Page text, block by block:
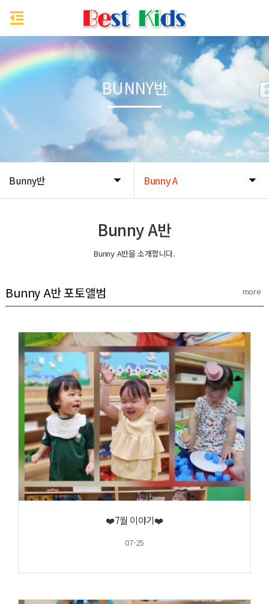
Bunny반 Bunny A
BUNNY반
Bunny A반
Bunny A반을 소개합니다.
Bunny A반 포토앨범 more
❤️7월 이야기❤️
07-25